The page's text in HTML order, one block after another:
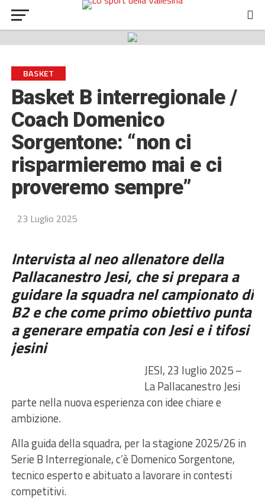
BASKET
Basket B interregionale /
Coach Domenico
Sorgentone: “non ci
risparmieremo mai e ci
proveremo sempre”
23 Luglio 2025
Intervista al neo allenatore della
Pallacanestro Jesi, che si prepara a
guidare la squadra nel campionato di
B2 e che come primo obiettivo punta
a generare empatia con Jesi e i tifosi
jesini
JESI, 23 luglio 2025 –
La Pallacanestro Jesi
parte nella nuova esperienza con idee chiare e
ambizione.
Alla guida della squadra, per la stagione 2025/26 in
Serie B Interregionale, c’è Domenico Sorgentone,
tecnico esperto e abituato a lavorare in contesti
competitivi.